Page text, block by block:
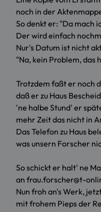
noch in der
So denkt er: "Da mach
Der wird einfach
Nur's Datum ist nicht
"Na, kein Problem, das
Trotzdem faßt er noch
daß er zu Haus
'ne halbe Stund' er
mehr Zeit das nicht in
Das Telefon zu Haus
was unsern Forscher
So schickt er halt' ne
an frau.forscher@t-
Nun froh an's Werk,
mit frohem Pieps der